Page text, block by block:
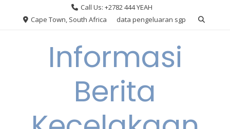
Call Us: +2782 444 YEAH
Cape Town, South Africa
data pengeluaran sgp
Informasi
Berita